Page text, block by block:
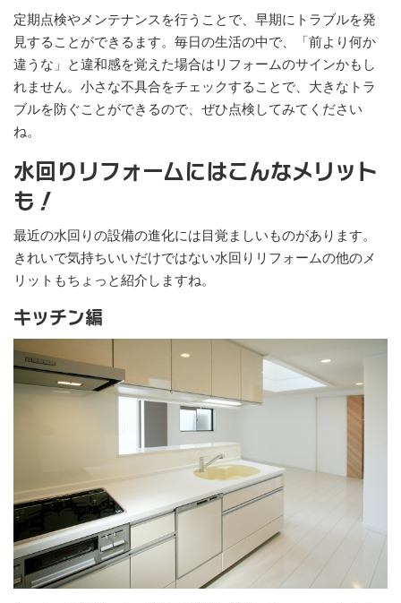
定期点検やメンテナンスを行うことで、早期にトラブルを発
見することができるます。毎日の生活の中で、「前より何か
違うな」と違和感を覚えた場合はリフォームのサインかもし
れません。小さな不具合をチェックすることで、大きなトラ
ブルを防ぐことができるので、ぜひ点検してみてください
ね。
水回りリフォームにはこんなメリット
も！
最近の水回りの設備の進化には目覚ましいものがあります。
きれいで気持ちいいだけではない水回りリフォームの他のメ
リットもちょっと紹介しますね。
キッチン編